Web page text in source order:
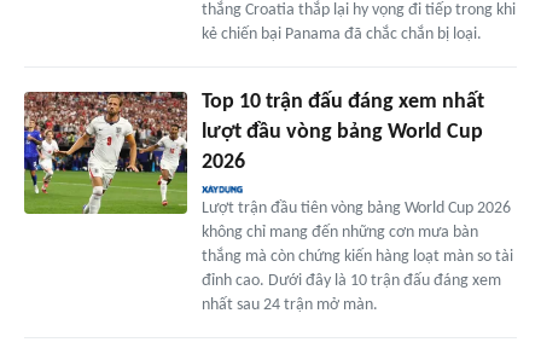
thắng Croatia thắp lại hy vọng đi tiếp trong khi
kẻ chiến bại Panama đã chắc chắn bị loại.
Top 10 trận đấu đáng xem nhất
lượt đầu vòng bảng World Cup
2026
Lượt trận đầu tiên vòng bảng World Cup 2026
không chỉ mang đến những cơn mưa bàn
thắng mà còn chứng kiến hàng loạt màn so tài
đỉnh cao. Dưới đây là 10 trận đấu đáng xem
nhất sau 24 trận mở màn.